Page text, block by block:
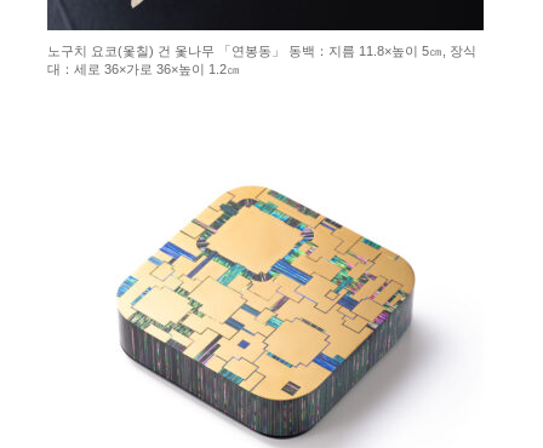
노구치 요코(옻칠) 건 옻나무 「연봉동」 동백：지름 11.8×높이 5㎝, 장식
대：세로 36×가로 36×높이 1.2㎝